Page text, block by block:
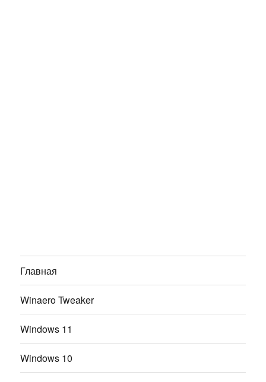
Главная
Winaero Tweaker
Windows 11
Windows 10